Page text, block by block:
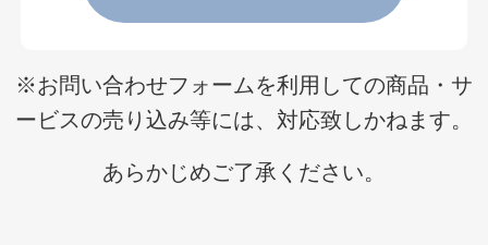
※お問い合わせフォームを利用しての商品・サ
ービスの売り込み等には、対応致しかねます。
あらかじめご了承ください。